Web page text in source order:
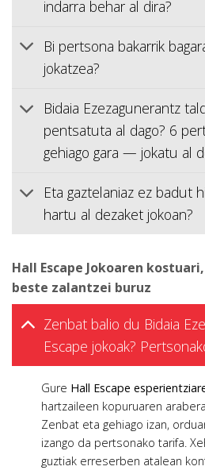
indarra behar al dira?
Bi pertsona bakarrik
jokatzea?
Bidaia Ezezagunerantz
pentsatuta al dago? 6
gehiago gara — jokatu al
Eta gaztelaniaz ez badut
hartu al dezaket jokoan?
Hall Escape Jokoaren
beste zalantzei buruz
Zenbat balio du Bidaia
Escape jokoak?
Gure Hall Escape
hartzaileen kopuruaren
Zenbat eta gehiago izan,
izango da pertsonako tarifa.
guztiak erreserben atalean